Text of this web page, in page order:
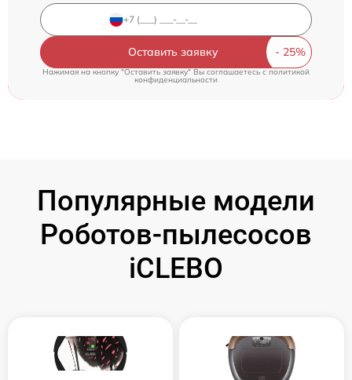
Оставить заявку
Нажимая на кнопку "Оставить заявку" Вы соглашаетесь cполитикой
конфиденциальности
Популярные модели
Роботов-пылесосов
iCLEBO